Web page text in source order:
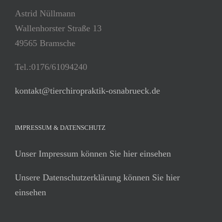
Astrid Nüllmann
Wallenhorster Straße 13
49565 Bramsche
Tel.:0176/61094240
kontakt@tierchiropraktik-osnabrueck.de
IMPRESSUM & DATENSCHUTZ
Unser Impressum können Sie hier einsehen
Unsere Datenschutzerklärung können Sie hier
einsehen